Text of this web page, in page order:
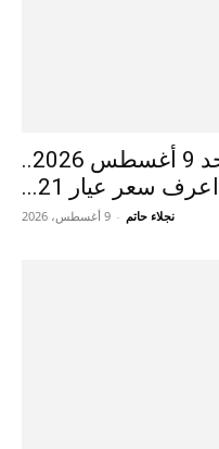
سعر الذهب اليوم الأحد 9 أغسطس 2026..
اعرف سعر عيار 21...
نجلاء حاتم - 9 أغسطس، 2026